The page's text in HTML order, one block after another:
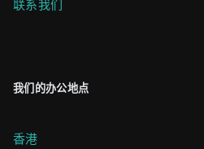
联系我们
我们的办公地点
香港